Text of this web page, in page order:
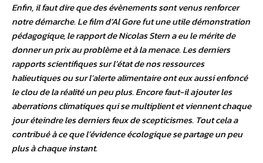
Enfin, il faut dire que des évènements sont venus renforcer
notre démarche. Le film d’Al Gore fut une utile démonstration
pédagogique, le rapport de Nicolas Stern a eu le mérite de
donner un prix au problème et à la menace. Les derniers
rapports scientifiques sur l’état de nos ressources
halieutiques ou sur l’alerte alimentaire ont eux aussi enfoncé
le clou de la réalité un peu plus. Encore faut-il ajouter les
aberrations climatiques qui se multiplient et viennent chaque
jour éteindre les derniers feux de scepticismes. Tout cela a
contribué à ce que l’évidence écologique se partage un peu
plus à chaque instant.